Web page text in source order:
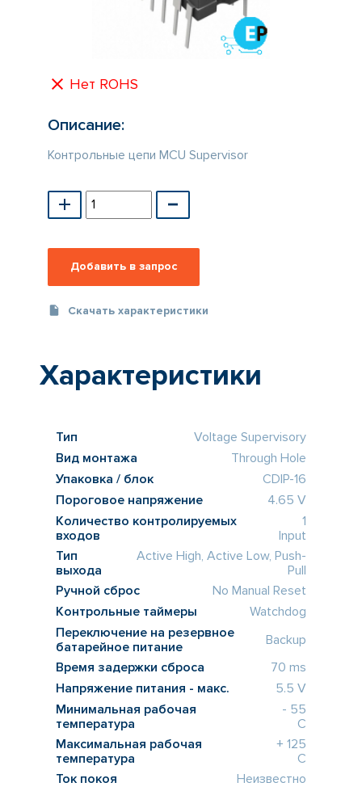
ПРОИЗВОДИТЕЛЕЙ
Нет ROHS
Описание:
Контрольные цепи MCU Supervisor
Скачать характеристики
Характеристики
Тип
Voltage Supervisory
Вид монтажа
Through Hole
Упаковка / блок
CDIP-16
Пороговое напряжение
4.65 V
Количество контролируемых
входов
1
Input
Тип
выхода
Active High, Active Low, Push-
Pull
Ручной сброс
No Manual Reset
Контрольные таймеры
Watchdog
Переключение на резервное
батарейное питание
Backup
Время задержки сброса
70 ms
Напряжение питания - макс.
5.5 V
Минимальная рабочая
температура
- 55
C
Максимальная рабочая
температура
+ 125
C
Ток покоя
Неизвестно